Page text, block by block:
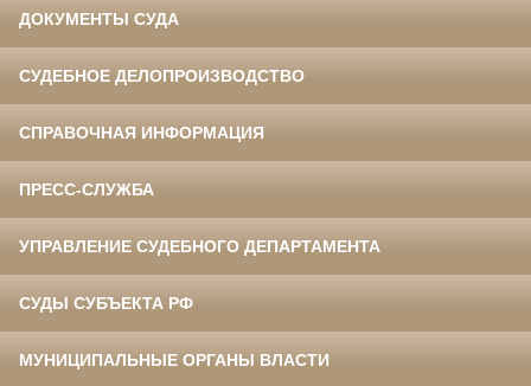
ДОКУМЕНТЫ СУДА
СУДЕБНОЕ ДЕЛОПРОИЗВОДСТВО
СПРАВОЧНАЯ ИНФОРМАЦИЯ
ПРЕСС-СЛУЖБА
УПРАВЛЕНИЕ СУДЕБНОГО ДЕПАРТАМЕНТА
СУДЫ СУБЪЕКТА РФ
МУНИЦИПАЛЬНЫЕ ОРГАНЫ ВЛАСТИ